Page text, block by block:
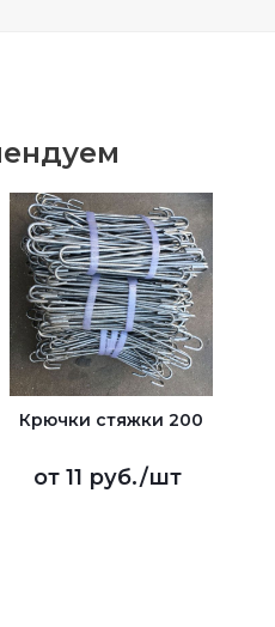
Крючки стяжки 200
от 11 руб./шт